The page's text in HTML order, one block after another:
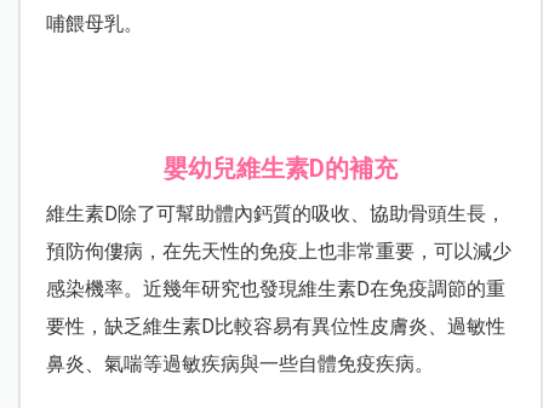
哺餵母乳。
嬰幼兒維生素D的補充
維生素D除了可幫助體內鈣質的吸收、協助骨頭生長，
預防佝僂病，在先天性的免疫上也非常重要，可以減少
感染機率。近幾年研究也發現維生素D在免疫調節的重
要性，缺乏維生素D比較容易有異位性皮膚炎、過敏性
鼻炎、氣喘等過敏疾病與一些自體免疫疾病。